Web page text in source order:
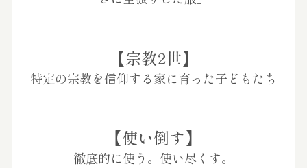
【宗教2世】
特定の宗教を信仰する家に育った子どもたち
【使い倒す】
徹底的に使う。使い尽くす。